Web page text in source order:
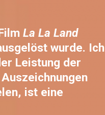
La La Land
wurde. Ich
Leistung der
ist eine